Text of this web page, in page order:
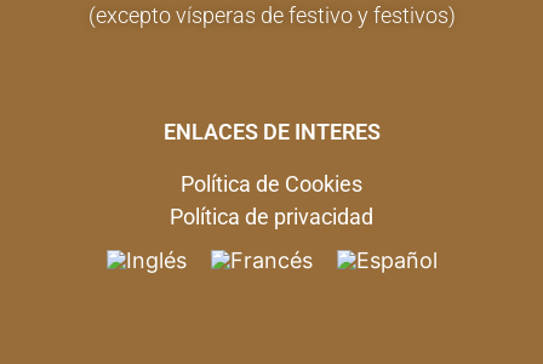
(excepto vísperas de festivo y festivos)
ENLACES DE INTERES
Política de Cookies
Política de privacidad